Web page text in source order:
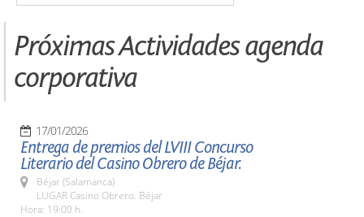
Próximas Actividades agenda
corporativa
17/01/2026
Entrega de premios del LVIII Concurso
Literario del Casino Obrero de Béjar.
Béjar (Salamanca)
LUGAR Casino Obrero. Béjar
Hora: 19:00 h.